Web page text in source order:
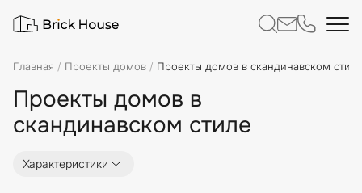
Главная Проекты домов Проекты домов в скандинавском стиле
Проекты домов в
скандинавском стиле
Характеристики